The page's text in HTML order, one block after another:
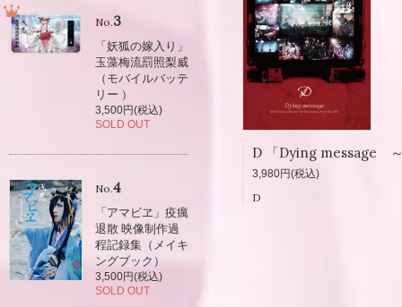
3,980円(税込)
D
No.3
「妖狐の嫁入り」
玉藻梅流罰照梨威
（モバイルバッテ
リー ）
3,500円(税込)
SOLD OUT
No.4
「アマビヱ」疫癘
退散 映像制作過
程記録集（メイキ
ングブック）
3,500円(税込)
SOLD OUT